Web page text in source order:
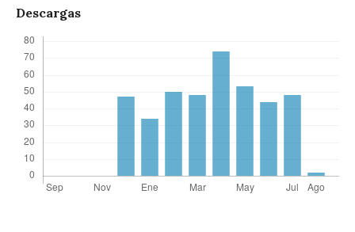
Descargas